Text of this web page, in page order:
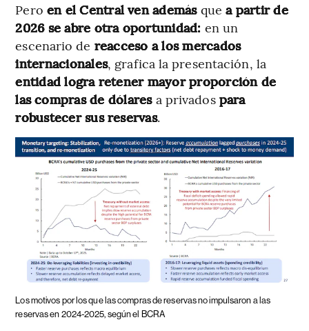
Pero en el Central ven ademásquea partir de
2026 se abre otra oportunidad: en un
escenario de reacceso a los mercados
internacionales, grafica la presentación, la
entidad logra retener mayor proporción de
las compras de dólaresa privados para
robustecer sus reservas.
Los motivos por los que las compras de reservas no impulsaron a las
reservas en 2024-2025, según el BCRA